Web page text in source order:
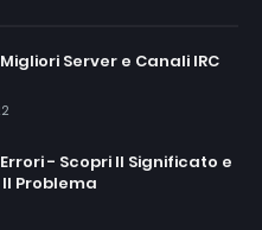
Server e Canali IRC
- Scopri Il Significato e
Problema